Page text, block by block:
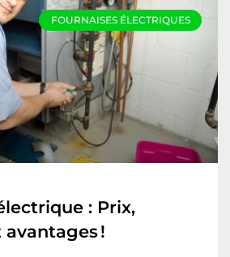
FOURNAISES ÉLECTRIQUES
: Prix,
!